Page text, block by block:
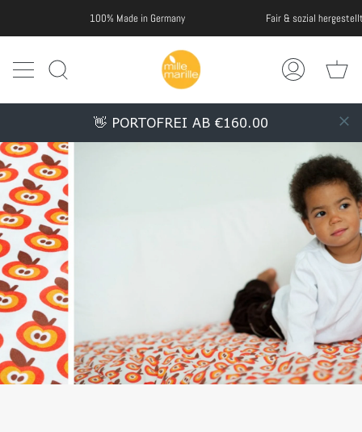
Inhalt
100% Made in Germany Fair & sozial hergestellt
Suche
Mein
👋 PORTOFREI AB €160.00